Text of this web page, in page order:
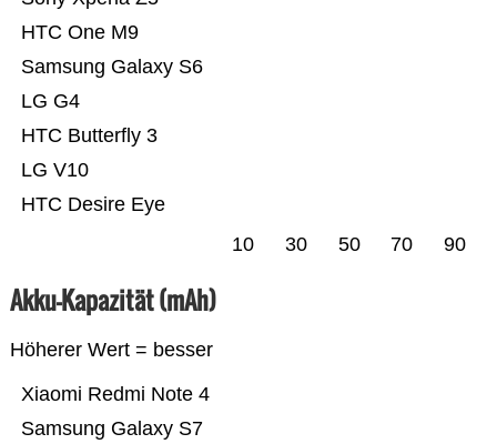
HTC Desire Eye
LG V10
HTC Butterfly 3
LG G4
Samsung Galaxy S6
HTC One M9
10 30 50 70 90
Akku-Kapazität (mAh)
Höherer Wert = besser
Samsung Galaxy S7
Xiaomi Redmi Note 4